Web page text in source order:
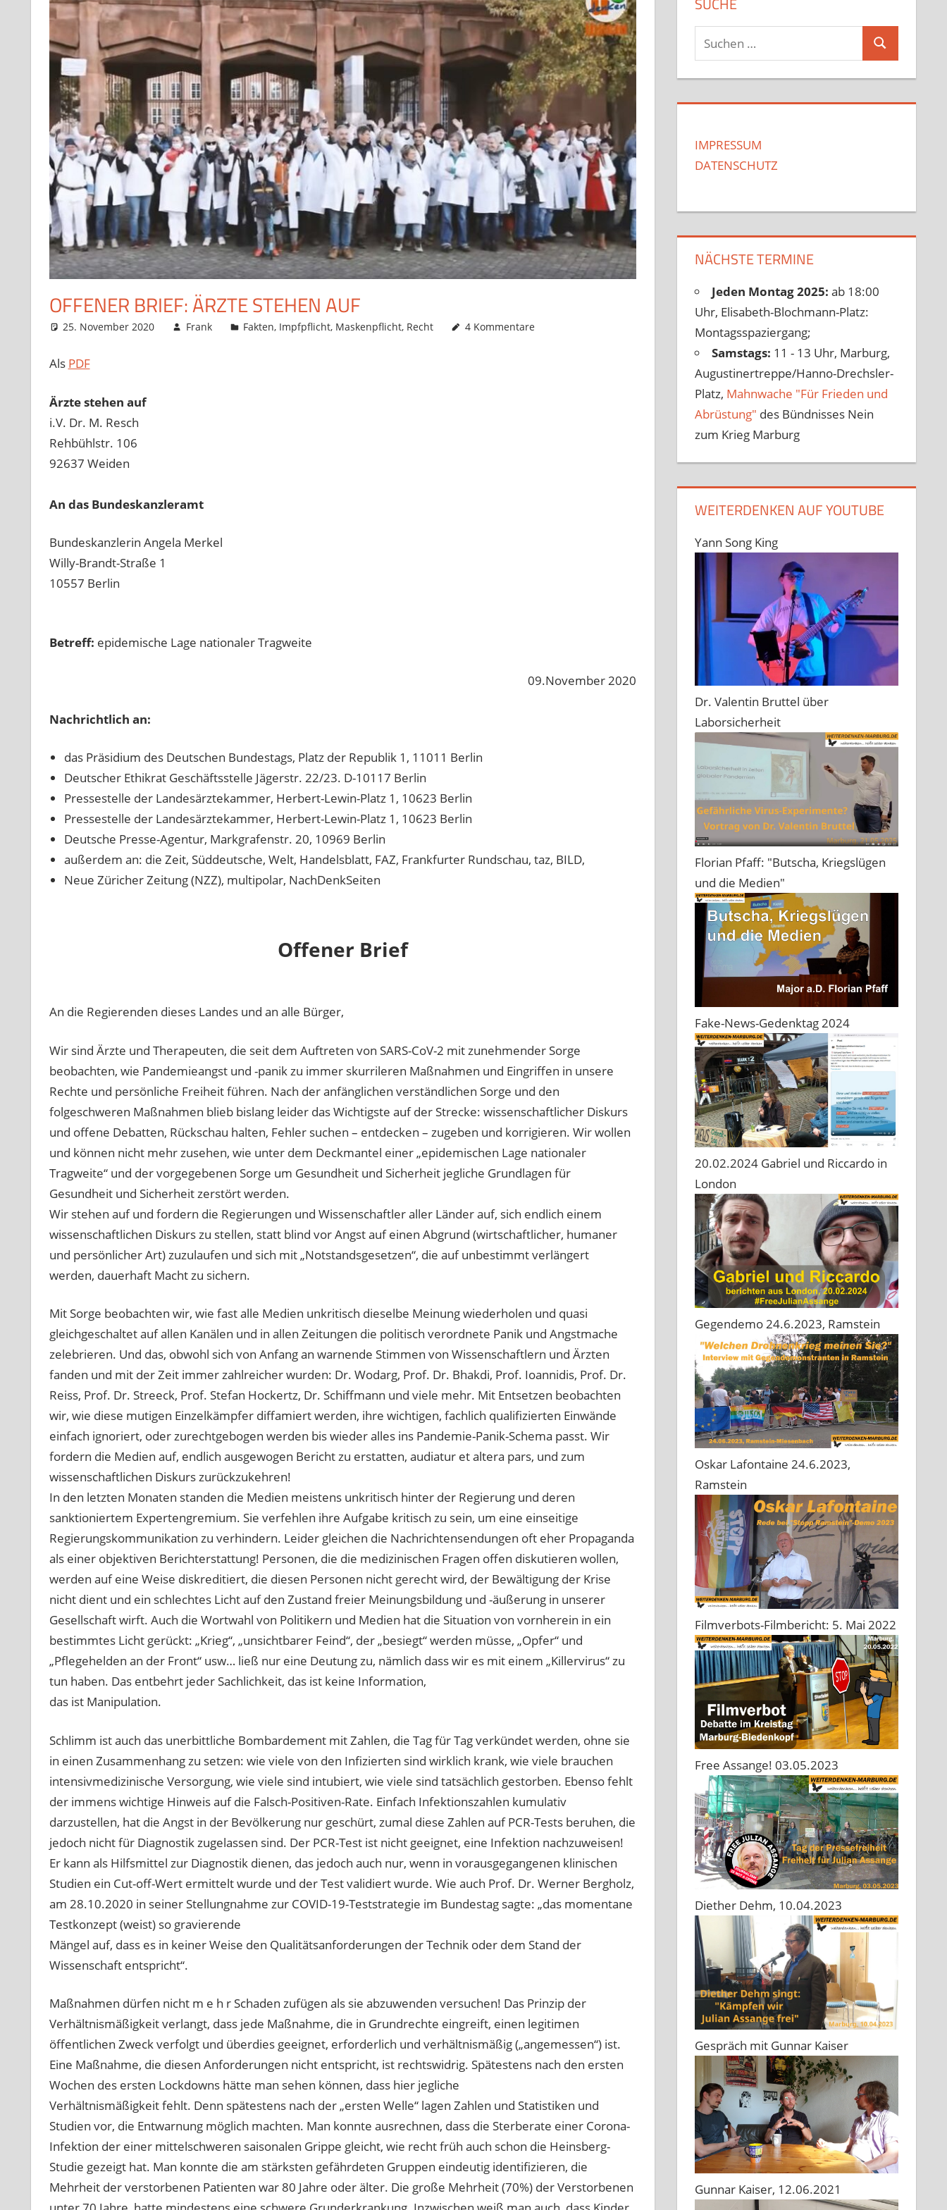
OFFENER BRIEF: ÄRZTE STEHEN AUF
25. November 2020 Frank Fakten, Impfpflicht, Maskenpflicht, Recht 4 Kommentare
Als PDF
Ärzte stehen auf
i.V. Dr. M. Resch
Rehbühlstr. 106
92637 Weiden
An das Bundeskanzleramt
Bundeskanzlerin Angela Merkel
Willy-Brandt-Straße 1
10557 Berlin
Betreff: epidemische Lage nationaler Tragweite
09.November 2020
Nachrichtlich an:
das Präsidium des Deutschen Bundestags, Platz der Republik 1, 11011 Berlin
Deutscher Ethikrat Geschäftsstelle Jägerstr. 22/23. D-10117 Berlin
Pressestelle der Landesärztekammer, Herbert-Lewin-Platz 1, 10623 Berlin
Pressestelle der Landesärztekammer, Herbert-Lewin-Platz 1, 10623 Berlin
Deutsche Presse-Agentur, Markgrafenstr. 20, 10969 Berlin
außerdem an: die Zeit, Süddeutsche, Welt, Handelsblatt, FAZ, Frankfurter Rundschau, taz, BILD,
Neue Züricher Zeitung (NZZ), multipolar, NachDenkSeiten
Offener Brief
An die Regierenden dieses Landes und an alle Bürger,
Wir sind Ärzte und Therapeuten, die seit dem Auftreten von SARS-CoV-2 mit zunehmender Sorge
beobachten, wie Pandemieangst und -panik zu immer skurrileren Maßnahmen und Eingriffen in unsere
Rechte und persönliche Freiheit führen. Nach der anfänglichen verständlichen Sorge und den
folgeschweren Maßnahmen blieb bislang leider das Wichtigste auf der Strecke: wissenschaftlicher Diskurs
und offene Debatten, Rückschau halten, Fehler suchen – entdecken – zugeben und korrigieren. Wir wollen
und können nicht mehr zusehen, wie unter dem Deckmantel einer „epidemischen Lage nationaler
Tragweite“ und der vorgegebenen Sorge um Gesundheit und Sicherheit jegliche Grundlagen für
Gesundheit und Sicherheit zerstört werden.
Wir stehen auf und fordern die Regierungen und Wissenschaftler aller Länder auf, sich endlich einem
wissenschaftlichen Diskurs zu stellen, statt blind vor Angst auf einen Abgrund (wirtschaftlicher, humaner
und persönlicher Art) zuzulaufen und sich mit „Notstandsgesetzen“, die auf unbestimmt verlängert
werden, dauerhaft Macht zu sichern.
Mit Sorge beobachten wir, wie fast alle Medien unkritisch dieselbe Meinung wiederholen und quasi
gleichgeschaltet auf allen Kanälen und in allen Zeitungen die politisch verordnete Panik und Angstmache
zelebrieren. Und das, obwohl sich von Anfang an warnende Stimmen von Wissenschaftlern und Ärzten
fanden und mit der Zeit immer zahlreicher wurden: Dr. Wodarg, Prof. Dr. Bhakdi, Prof. Ioannidis, Prof. Dr.
Reiss, Prof. Dr. Streeck, Prof. Stefan Hockertz, Dr. Schiffmann und viele mehr. Mit Entsetzen beobachten
wir, wie diese mutigen Einzelkämpfer diffamiert werden, ihre wichtigen, fachlich qualifizierten Einwände
einfach ignoriert, oder zurechtgebogen werden bis wieder alles ins Pandemie-Panik-Schema passt. Wir
fordern die Medien auf, endlich ausgewogen Bericht zu erstatten, audiatur et altera pars, und zum
wissenschaftlichen Diskurs zurückzukehren!
In den letzten Monaten standen die Medien meistens unkritisch hinter der Regierung und deren
sanktioniertem Expertengremium. Sie verfehlen ihre Aufgabe kritisch zu sein, um eine einseitige
Regierungskommunikation zu verhindern. Leider gleichen die Nachrichtensendungen oft eher Propaganda
als einer objektiven Berichterstattung! Personen, die die medizinischen Fragen offen diskutieren wollen,
werden auf eine Weise diskreditiert, die diesen Personen nicht gerecht wird, der Bewältigung der Krise
nicht dient und ein schlechtes Licht auf den Zustand freier Meinungsbildung und -äußerung in unserer
Gesellschaft wirft. Auch die Wortwahl von Politikern und Medien hat die Situation von vornherein in ein
bestimmtes Licht gerückt: „Krieg“, „unsichtbarer Feind“, der „besiegt“ werden müsse, „Opfer“ und
„Pflegehelden an der Front“ usw… ließ nur eine Deutung zu, nämlich dass wir es mit einem „Killervirus“ zu
tun haben. Das entbehrt jeder Sachlichkeit, das ist keine Information,
das ist Manipulation.
Schlimm ist auch das unerbittliche Bombardement mit Zahlen, die Tag für Tag verkündet werden, ohne sie
in einen Zusammenhang zu setzen: wie viele von den Infizierten sind wirklich krank, wie viele brauchen
intensivmedizinische Versorgung, wie viele sind intubiert, wie viele sind tatsächlich gestorben. Ebenso fehlt
der immens wichtige Hinweis auf die Falsch-Positiven-Rate. Einfach Infektionszahlen kumulativ
darzustellen, hat die Angst in der Bevölkerung nur geschürt, zumal diese Zahlen auf PCR-Tests beruhen, die
jedoch nicht für Diagnostik zugelassen sind. Der PCR-Test ist nicht geeignet, eine Infektion nachzuweisen!
Er kann als Hilfsmittel zur Diagnostik dienen, das jedoch auch nur, wenn in vorausgegangenen klinischen
Studien ein Cut-off-Wert ermittelt wurde und der Test validiert wurde. Wie auch Prof. Dr. Werner Bergholz,
am 28.10.2020 in seiner Stellungnahme zur COVID-19-Teststrategie im Bundestag sagte: „das momentane
Testkonzept (weist) so gravierende
Mängel auf, dass es in keiner Weise den Qualitätsanforderungen der Technik oder dem Stand der
Wissenschaft entspricht“.
Maßnahmen dürfen nicht m e h r Schaden zufügen als sie abzuwenden versuchen! Das Prinzip der
Verhältnismäßigkeit verlangt, dass jede Maßnahme, die in Grundrechte eingreift, einen legitimen
öffentlichen Zweck verfolgt und überdies geeignet, erforderlich und verhältnismäßig („angemessen“) ist.
Eine Maßnahme, die diesen Anforderungen nicht entspricht, ist rechtswidrig. Spätestens nach den ersten
Wochen des ersten Lockdowns hätte man sehen können, dass hier jegliche
Verhältnismäßigkeit fehlt. Denn spätestens nach der „ersten Welle“ lagen Zahlen und Statistiken und
Studien vor, die Entwarnung möglich machten. Man konnte ausrechnen, dass die Sterberate einer Corona-
Infektion der einer mittelschweren saisonalen Grippe gleicht, wie recht früh auch schon die Heinsberg-
Studie gezeigt hat. Man konnte die am stärksten gefährdeten Gruppen eindeutig identifizieren, die
Mehrheit der verstorbenen Patienten war 80 Jahre oder älter. Die große Mehrheit (70%) der Verstorbenen
Suchen
nach:
Suchen
IMPRESSUM
DATENSCHUTZ
NÄCHSTE TERMINE
Jeden Montag 2025:ab 18:00
Uhr, Elisabeth-Blochmann-Platz:
Montagsspaziergang;
Samstags: 11 - 13 Uhr, Marburg,
Augustinertreppe/Hanno-Drechsler-
Platz, Mahnwache "Für Frieden und
Abrüstung" des Bündnisses Nein
zum Krieg Marburg
WEITERDENKEN AUF YOUTUBE
Yann Song King
Dr. Valentin Bruttel über
Laborsicherheit
Florian Pfaff: "Butscha, Kriegslügen
und die Medien"
Fake-News-Gedenktag 2024
20.02.2024 Gabriel und Riccardo in
London
Gegendemo 24.6.2023, Ramstein
Oskar Lafontaine 24.6.2023,
Ramstein
Filmverbots-Filmbericht: 5. Mai 2022
Free Assange! 03.05.2023
Diether Dehm, 10.04.2023
Gespräch mit Gunnar Kaiser
Gunnar Kaiser, 12.06.2021